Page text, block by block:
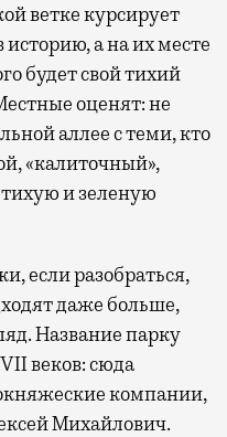
ветке курсирует
историю, а на их месте
будет свой тихий
оценят: не
аллее с теми, кто
«калиточный»,
и зеленую
если разобраться,
даже больше,
Название парку
веков: сюда
компании,
Михайлович.